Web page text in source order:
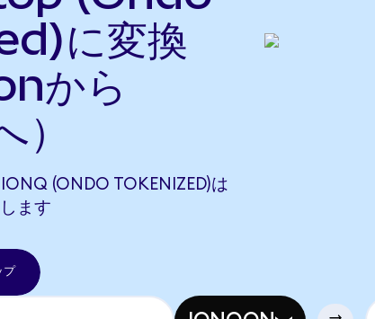
に変換
から
(ONDO TOKENIZED)は
ます
プ